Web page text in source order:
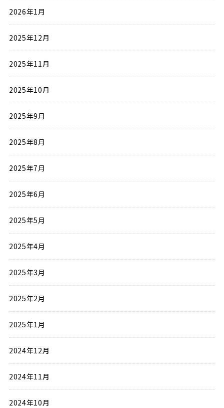
2026年1月
2025年12月
2025年11月
2025年10月
2025年9月
2025年8月
2025年7月
2025年6月
2025年5月
2025年4月
2025年3月
2025年2月
2025年1月
2024年12月
2024年11月
2024年10月